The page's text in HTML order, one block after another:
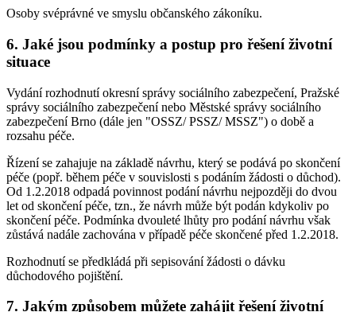
Osoby svéprávné ve smyslu občanského zákoníku.
6. Jaké jsou podmínky a postup pro řešení životní
situace
Vydání rozhodnutí okresní správy sociálního zabezpečení, Pražské
správy sociálního zabezpečení nebo Městské správy sociálního
zabezpečení Brno (dále jen "OSSZ/ PSSZ/ MSSZ") o době a
rozsahu péče.
Řízení se zahajuje na základě návrhu, který se podává po skončení
péče (popř. během péče v souvislosti s podáním žádosti o důchod).
Od 1.2.2018 odpadá povinnost podání návrhu nejpozději do dvou
let od skončení péče, tzn., že návrh může být podán kdykoliv po
skončení péče. Podmínka dvouleté lhůty pro podání návrhu však
zůstává nadále zachována v případě péče skončené před 1.2.2018.
Rozhodnutí se předkládá při sepisování žádosti o dávku
důchodového pojištění.
7. Jakým způsobem můžete zahájit řešení životní